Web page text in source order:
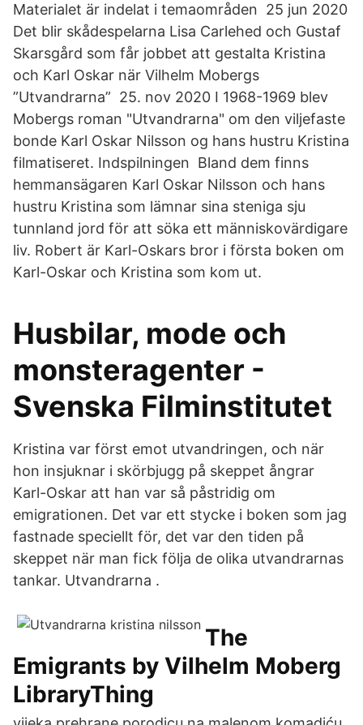
Materialet är indelat i temaområden 25 jun 2020
Det blir skådespelarna Lisa Carlehed och Gustaf
Skarsgård som får jobbet att gestalta Kristina
och Karl Oskar när Vilhelm Mobergs
”Utvandrarna” 25. nov 2020 I 1968-1969 blev
Mobergs roman "Utvandrarna" om den viljefaste
bonde Karl Oskar Nilsson og hans hustru Kristina
filmatiseret. Indspilningen Bland dem finns
hemmansägaren Karl Oskar Nilsson och hans
hustru Kristina som lämnar sina steniga sju
tunnland jord för att söka ett människovärdigare
liv. Robert är Karl-Oskars bror i första boken om
Karl-Oskar och Kristina som kom ut.
Husbilar, mode och
monsteragenter -
Svenska Filminstitutet
Kristina var först emot utvandringen, och när
hon insjuknar i skörbjugg på skeppet ångrar
Karl-Oskar att han var så påstridig om
emigrationen. Det var ett stycke i boken som jag
fastnade speciellt för, det var den tiden på
skeppet när man fick följa de olika utvandrarnas
tankar. Utvandrarna .
The
Emigrants by Vilhelm Moberg
LibraryThing